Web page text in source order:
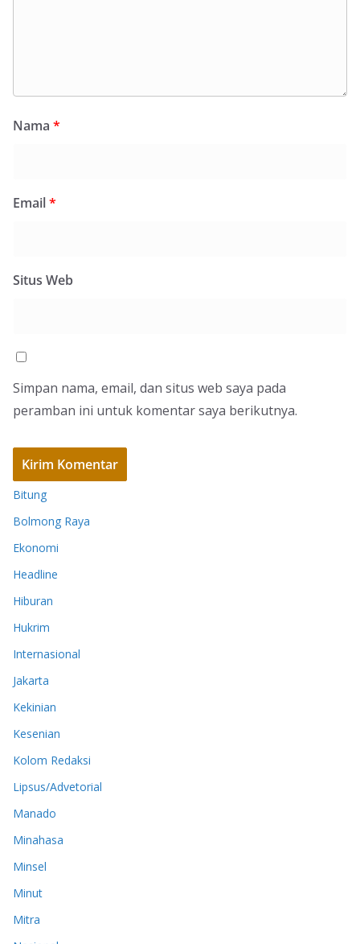
Nama *
Email*
Situs Web
Simpan nama, email, dan situs web saya pada
peramban ini untuk komentar saya berikutnya.
Bitung
Bolmong Raya
Ekonomi
Headline
Hiburan
Hukrim
Internasional
Jakarta
Kekinian
Kesenian
Kolom Redaksi
Lipsus/Advetorial
Manado
Minahasa
Minsel
Minut
Mitra